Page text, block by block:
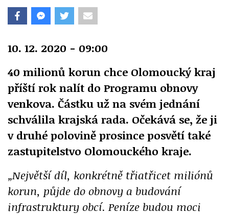
10. 12. 2020 - 09:00
40 milionů korun chce Olomoucký kraj
příští rok nalít do Programu obnovy
venkova. Částku už na svém jednání
schválila krajská rada. Očekává se, že ji
v druhé polovině prosince posvětí také
zastupitelstvo Olomouckého kraje.
„Největší díl, konkrétně třiatřicet miliónů
korun, půjde do obnovy a budování
infrastruktury obcí. Peníze budou moci